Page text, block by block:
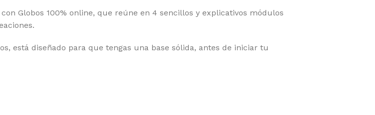
Globos 100% online, que reúne en 4 sencillos y explicativos módulos
está diseñado para que tengas una base sólida, antes de iniciar tu